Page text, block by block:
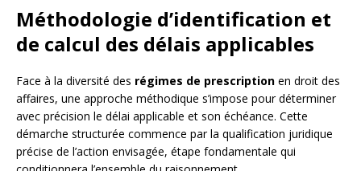
Méthodologie d’identification et
de calcul des délais applicables
Face à la diversité des régimes de prescription en droit des
affaires, une approche méthodique s’impose pour déterminer
avec précision le délai applicable et son échéance. Cette
démarche structurée commence par la qualification juridique
précise de l’action envisagée, étape fondamentale qui